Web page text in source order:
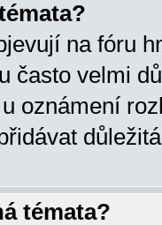
na fóru
často velmi
oznámení
témata?